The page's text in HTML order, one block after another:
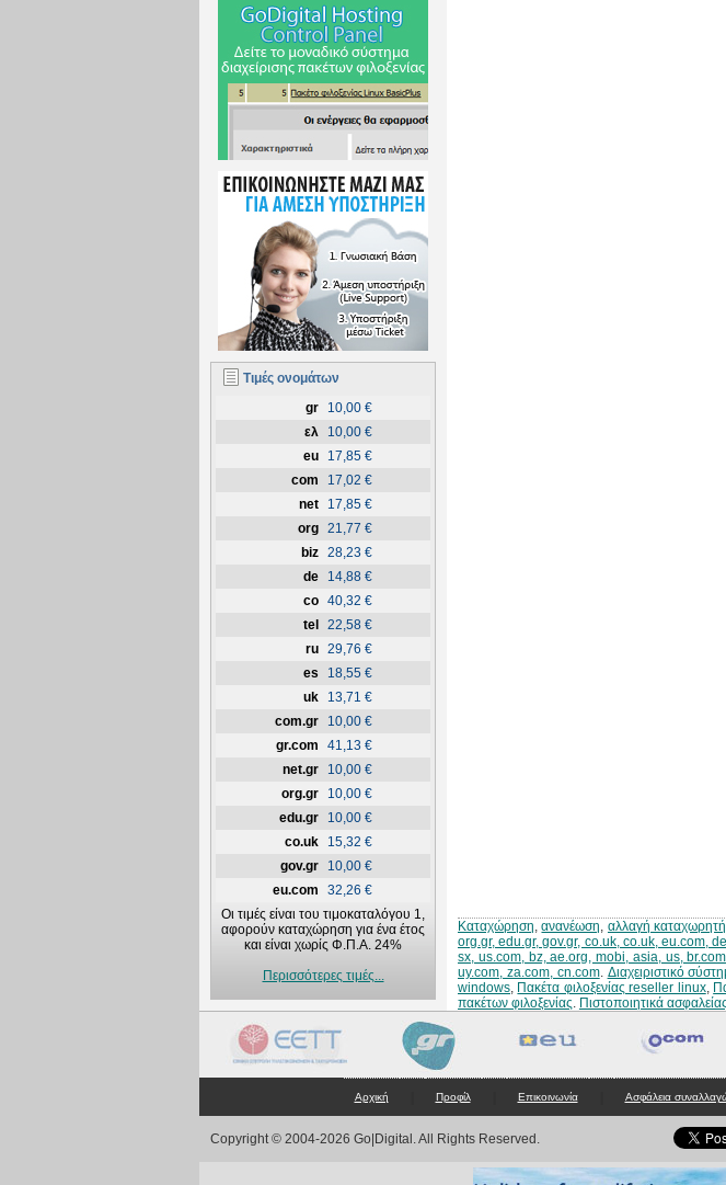
Τιμές ονομάτων
gr
10,00 €
ελ
10,00 €
eu
17,85 €
com
17,02 €
net
17,85 €
org 21,77 €
biz 28,23 €
de
14,88 €
co 40,32 €
tel
22,58 €
ru 29,76 €
es
18,55 €
uk
13,71 €
com.gr
10,00 €
gr.com
41,13 €
net.gr
10,00 €
org.gr
10,00 €
edu.gr
10,00 €
co.uk
15,32 €
gov.gr
10,00 €
eu.com
32,26 €
Οι τιμές είναι του τιμοκαταλόγου 1,
αφορούν καταχώρηση για ένα έτος
και είναι χωρίς Φ.Π.Α. 24%
Περισσότερες τιμές...
Καταχώρηση,ανανέωση, αλλαγή καταχωρητή
org.gr, edu.gr, gov.gr, co.uk, co.uk, eu.com,
sx, us.com, bz, ae.org, mobi, asia, us,
uy.com, za.com, cn.com. Διαχειριστικό
windows, Πακέτα φιλοξενίας reseller linux,
πακέτων φιλοξενίας. Πιστοποιητικά
Αρχική Προφίλ Επικοινωνία Ασφάλεια
Copyright © 2004-2026 Go|Digital. All Rights Reserved.